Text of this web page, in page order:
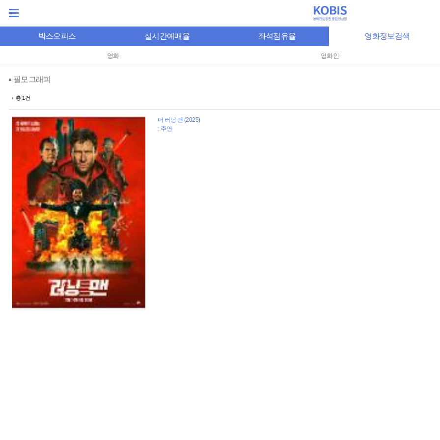
박스오피스 실시간예매율 좌석점유율 영화정보검색
영화 영화인
필모그래피
총 1건
더 러닝 맨 (2025)
: 주연